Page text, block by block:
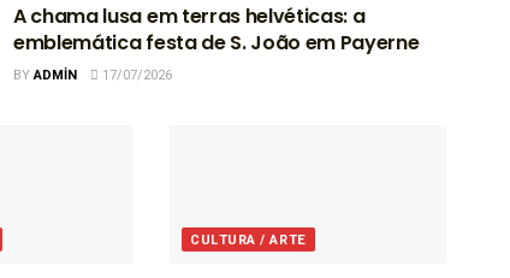
A chama lusa em terras helvéticas: a
emblemática festa de S. João em Payerne
BYADMIN 17/07/2026
CULTURA / ARTE